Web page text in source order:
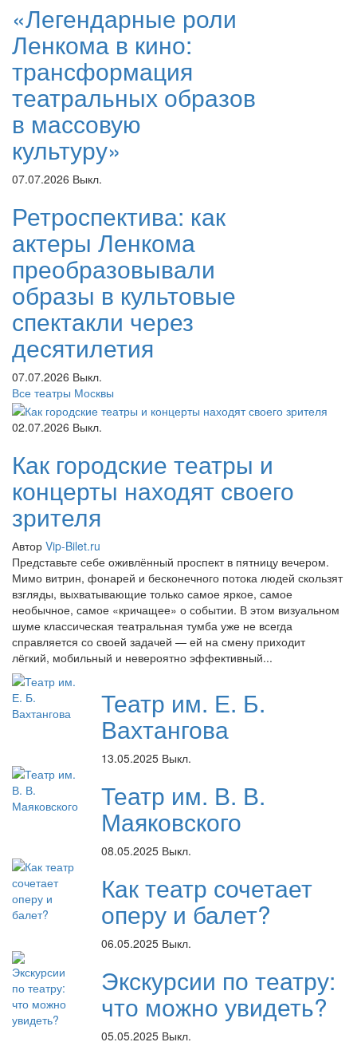
«Легендарные роли
Ленкома в кино:
трансформация
театральных образов
в массовую
культуру»
07.07.2026 Выкл.
Ретроспектива: как
актеры Ленкома
преобразовывали
образы в культовые
спектакли через
десятилетия
07.07.2026 Выкл.
Все театры Москвы
02.07.2026 Выкл.
Как городские театры и
концерты находят своего
зрителя
Автор Vip-Bilet.ru
Представьте себе оживлённый проспект в пятницу вечером.
Мимо витрин, фонарей и бесконечного потока людей скользят
взгляды, выхватывающие только самое яркое, самое
необычное, самое «кричащее» о событии. В этом визуальном
шуме классическая театральная тумба уже не всегда
справляется со своей задачей — ей на смену приходит
лёгкий, мобильный и невероятно эффективный...
Театр им. Е. Б.
Вахтангова
13.05.2025 Выкл.
Театр им. В. В.
Маяковского
08.05.2025 Выкл.
Как театр сочетает
оперу и балет?
06.05.2025 Выкл.
Экскурсии по театру:
что можно увидеть?
05.05.2025 Выкл.